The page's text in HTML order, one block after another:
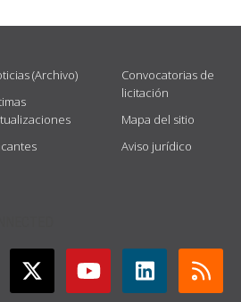
(Archivo)
Convocatorias de
licitación
Mapa del sitio
Aviso jurídico